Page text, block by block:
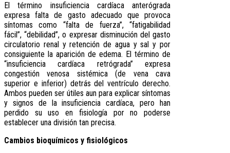
El término insuficiencia cardíaca anterógrada
expresa falta de gasto adecuado que provoca
síntomas como “falta de fuerza”, “fatigabilidad
fácil”, “debilidad”, o expresar disminución del gasto
circulatorio renal y retención de agua y sal y por
consiguiente la aparición de edema. El término de
“insuficiencia cardíaca retrógrada” expresa
congestión venosa sistémica (de vena cava
superior e inferior) detrás del ventrículo derecho.
Ambos pueden ser útiles aun para explicar síntomas
y signos de la insuficiencia cardíaca, pero han
perdido su uso en fisiología por no poderse
establecer una división tan precisa.
Cambios bioquímicos y fisiológicos